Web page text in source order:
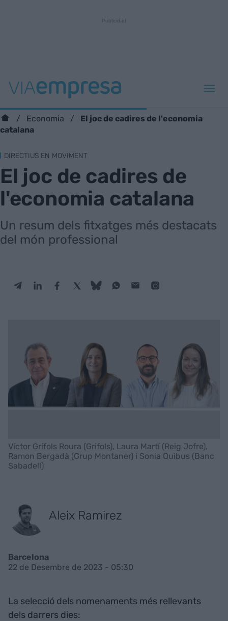
Economia
El joc de cadires de l'economia
catalana
DIRECTIUS EN MOVIMENT
El joc de cadires de
l'economia catalana
Un resum dels fitxatges més destacats
del món professional
Víctor Grífols Roura (Grifols), Laura Martí (Reig Jofre),
Ramon Bergadà (Grup Montaner) i Sonia Quibus (Banc
Sabadell)
Aleix Ramirez
Barcelona
22 de Desembre de 2023 - 05:30
La selecció dels nomenaments més rellevants
dels darrers dies: